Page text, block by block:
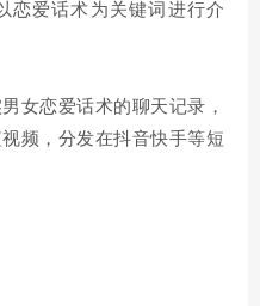
恋爱话术为关键词进行介
女恋爱话术的聊天记录，
频，分发在抖音快手等短